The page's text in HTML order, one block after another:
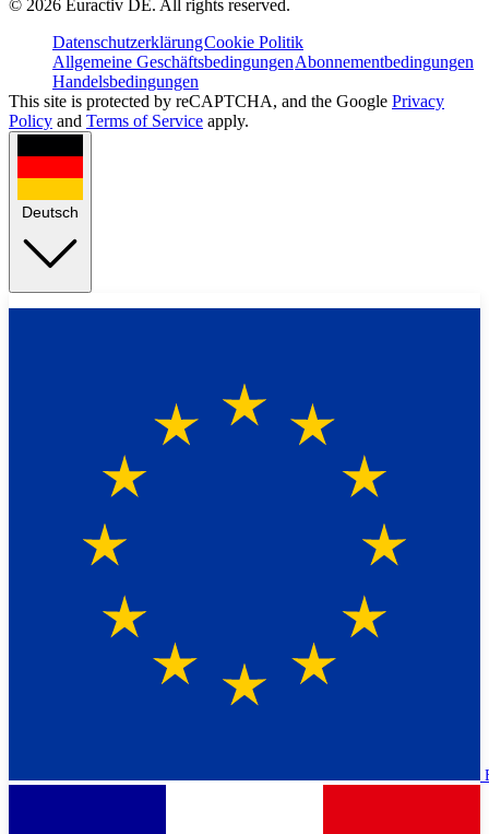
© 2026 Euractiv DE. All rights reserved.
DatenschutzerklärungCookie Politik
Allgemeine GeschäftsbedingungenAbonnementbedingungen
Handelsbedingungen
This site is protected by reCAPTCHA, and the Google Privacy
Policy and Terms of Service apply.
Deutsch